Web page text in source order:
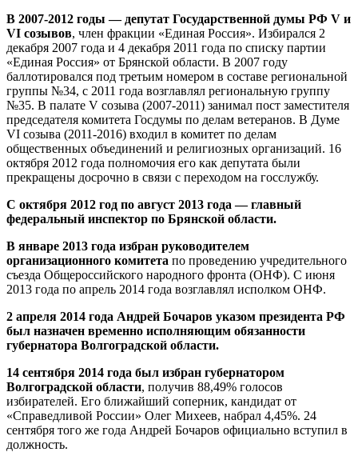
В 2007-2012 годы — депутат Государственной думы РФ V и
VI созывов, член фракции «Единая Россия». Избирался 2
декабря 2007 года и 4 декабря 2011 года по списку партии
«Единая Россия» от Брянской области. В 2007 году
баллотировался под третьим номером в составе региональной
группы №34, с 2011 года возглавлял региональную группу
№35. В палате V созыва (2007-2011) занимал пост заместителя
председателя комитета Госдумы по делам ветеранов. В Думе
VI созыва (2011-2016) входил в комитет по делам
общественных объединений и религиозных организаций. 16
октября 2012 года полномочия его как депутата были
прекращены досрочно в связи с переходом на госслужбу.
С октября 2012 год по август 2013 года — главный
федеральный инспектор по Брянской области.
В январе 2013 года избран руководителем
организационного комитета по проведению учредительного
съезда Общероссийского народного фронта (ОНФ). С июня
2013 года по апрель 2014 года возглавлял исполком ОНФ.
2 апреля 2014 года Андрей Бочаров указом президента РФ
был назначен временно исполняющим обязанности
губернатора Волгоградской области.
14 сентября 2014 года был избран губернатором
Волгоградской области, получив 88,49% голосов
избирателей. Его ближайший соперник, кандидат от
«Справедливой России» Олег Михеев, набрал 4,45%. 24
сентября того же года Андрей Бочаров официально вступил в
должность.